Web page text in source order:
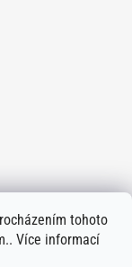
tohoto
Více informací